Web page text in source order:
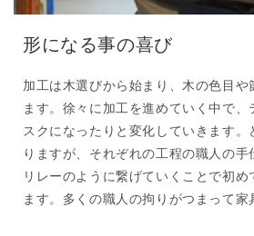
形になる事の喜び
加工は木選びから始まり、木の色目や
ます。徐々に加工を進めていく中で
スクになったりと変化していきます。
りますが、それぞれの工程の職人の
リレーのように繋げていくことで初め
ます。多くの職人の拘りがつまって家